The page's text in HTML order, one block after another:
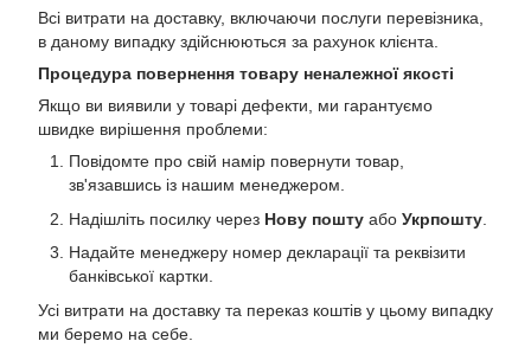
Всі витрати на доставку, включаючи послуги перевізника,
в даному випадку здійснюються за рахунок клієнта.
Процедура повернення товару неналежної якості
Якщо ви виявили у товарі дефекти, ми гарантуємо
швидке вирішення проблеми:
Повідомте про свій намір повернути товар,
зв'язавшись із нашим менеджером.
Надішліть посилку через Нову пошту або Укрпошту
Надайте менеджеру номер декларації та реквізити
банківської картки.
Усі витрати на доставку та переказ коштів у цьому випадку
ми беремо на себе.